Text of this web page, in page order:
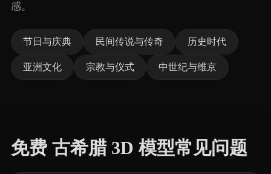
感。
节日与庆典 民间传说与传奇 历史时代
亚洲文化 宗教与仪式 中世纪与维京
免费 古希腊 3D 模型常见问题